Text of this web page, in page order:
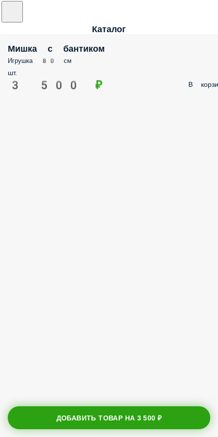
Каталог
Мишка с бантиком
Игрушка 80 см
шт.
3 500 ₽ В
ДОБАВИТЬ ТОВАР НА 3 500 ₽